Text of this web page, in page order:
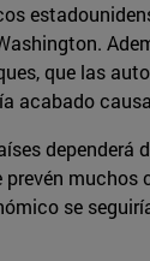
que las
acabado
se